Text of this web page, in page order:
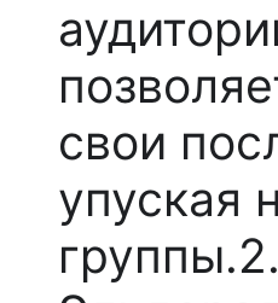
свои
упуская
группы.2.